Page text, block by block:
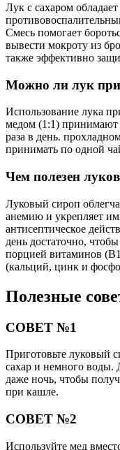
Лук с сахаром
Смесь помогает
вывести мокроту из
также эффективно
Можно ли лук
Использование лука
медом (1:1) принимают
раза в день.
принимать по одной
Чем полезен
Луковый сироп
анемию и укрепляет
антисептическое
день достаточно,
порцией витаминов
(кальций, цинк и
Полезные
СОВЕТ №1
Приготовьте луковый
сахар и немного воды.
даже ночь, чтобы
при кашле.
СОВЕТ №2
Используйте мед